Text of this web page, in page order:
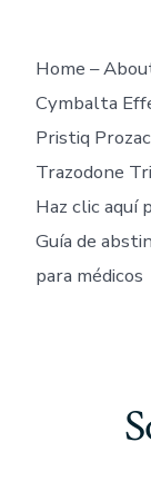
Home –
Cymbalta
Pristiq
Trazodone
Haz clic aquí
Guía de
para médicos